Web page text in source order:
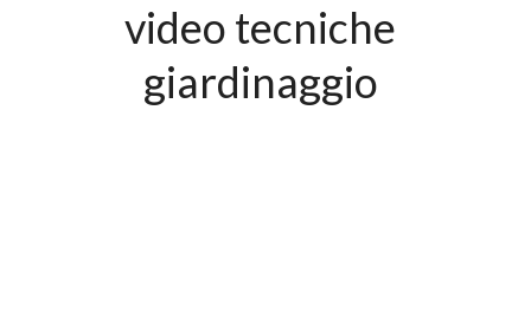
video tecniche
giardinaggio